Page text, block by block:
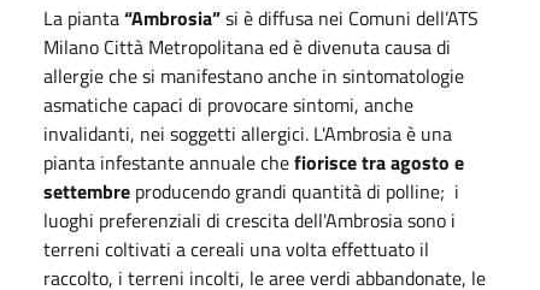
La pianta“Ambrosia”si è diffusa nei Comuni dell’ATS
Milano Città Metropolitana ed è divenuta causa di
allergie che si manifestano anche in sintomatologie
asmatiche capaci di provocare sintomi, anche
invalidanti, nei soggetti allergici. L'Ambrosia è una
pianta infestante annuale chefiorisce tra agosto e
settembre producendo grandi quantità di polline; i
luoghi preferenziali di crescita dell'Ambrosia sono i
terreni coltivati a cereali una volta effettuato il
raccolto, i terreni incolti, le aree verdi abbandonate, le